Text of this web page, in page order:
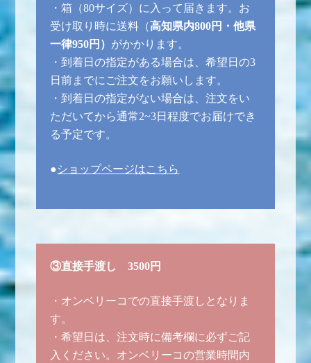
・箱（80サイズ）に入って届きます。お
受け取り時に送料（高知県内800円・他県
一律950円） がかかります。
・到着日の指定がある場合は、希望日の3
日前までにご注文をお願いします。
・到着日の指定がない場合は、注文をい
ただいてから通常2~3日程度でお届けでき
る予定です。
●ショップページはこちら
③直接手渡し 3500円
・オンベリーコでの直接手渡しとなりま
す。
・希望日は、注文時に備考欄に必ずご記
入ください。オンベリーコの営業時間内